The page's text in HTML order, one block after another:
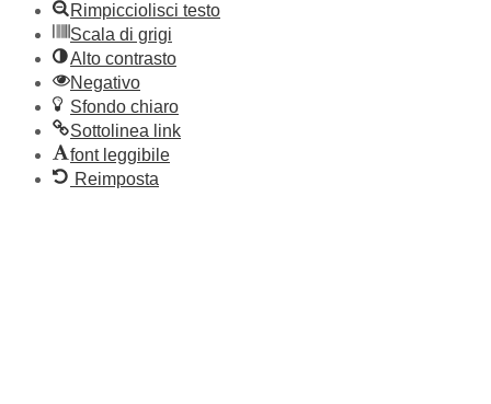
Rimpicciolisci testo
Scala di grigi
Alto contrasto
Negativo
Sfondo chiaro
Sottolinea link
font leggibile
Reimposta